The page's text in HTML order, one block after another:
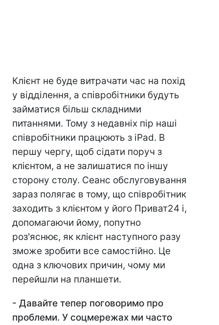
Клієнт не буде витрачати час на похід
у відділення, а співробітники будуть
займатися більш складними
питаннями. Тому з недавніх пір наші
співробітники працюють з iPad. В
першу чергу, щоб сідати поруч з
клієнтом, а не залишатися по іншу
сторону столу. Сеанс обслуговування
зараз полягає в тому, що співробітник
заходить з клієнтом у його Приват24 і,
допомагаючи йому, попутно
роз'яснює, як клієнт наступного разу
зможе зробити все самостійно. Це
одна з ключових причин, чому ми
перейшли на планшети.
- Давайте тепер поговоримо про
проблеми. У соцмережах ми часто